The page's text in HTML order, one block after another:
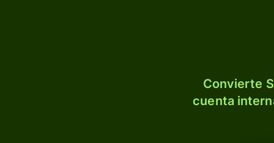
Convierte
cuenta